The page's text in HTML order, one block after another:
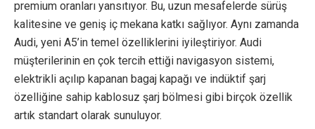
premium oranları yansıtıyor. Bu, uzun mesafelerde sürüş
kalitesine ve geniş iç mekana katkı sağlıyor. Aynı zamanda
Audi, yeni A5’in temel özelliklerini iyileştiriyor. Audi
müşterilerinin en çok tercih ettiği navigasyon sistemi,
elektrikli açılıp kapanan bagaj kapağı ve indüktif şarj
özelliğine sahip kablosuz şarj bölmesi gibi birçok özellik
artık standart olarak sunuluyor.